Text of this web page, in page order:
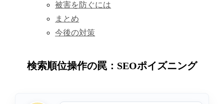
被害を防ぐには
まとめ
今後の対策
検索順位操作の罠：SEOポイズニング